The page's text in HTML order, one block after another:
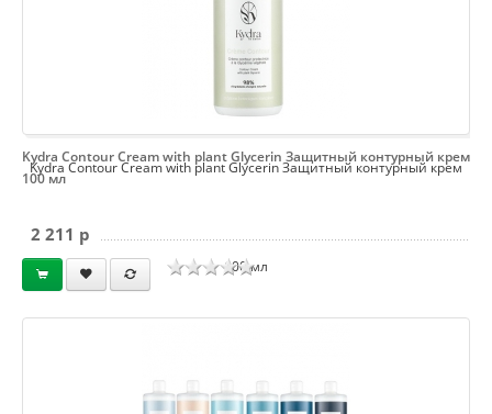
Kydra Contour Cream with plant Glycerin Защитный контурный крем
100 мл
Kydra Contour Cream with plant Glycerin Защитный контурный крем
100 мл
2 211 p